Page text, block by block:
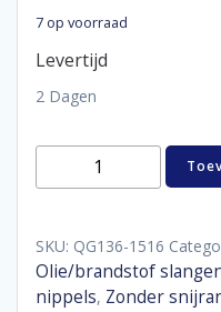
7 op voorraad
Levertijd
2 Dagen
Hose
D16
aantal
SKU: QG136-1516
Olie/brandstof
nippels, Zonder